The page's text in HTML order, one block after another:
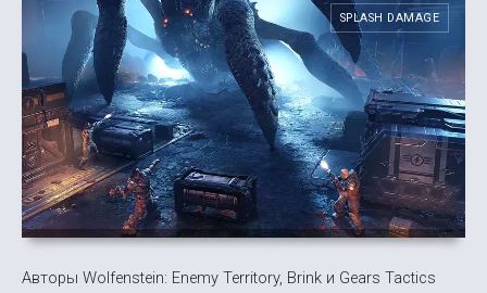
SPLASH DAMAGE
Авторы Wolfenstein: Enemy Territory, Brink и Gears Tactics